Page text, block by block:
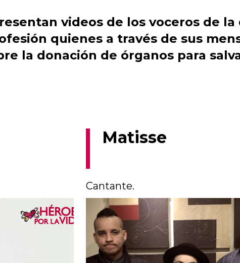
videos de los voceros de
quienes a través de sus
la donación de órganos para
Matisse
Cantante.